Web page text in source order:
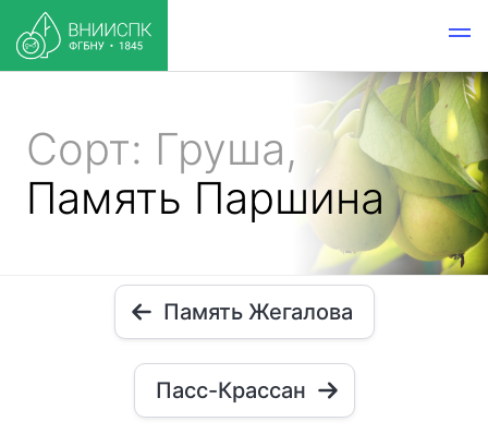
Сорт: Груша,
Память Паршина
Память Жегалова
Пасс-Крассан